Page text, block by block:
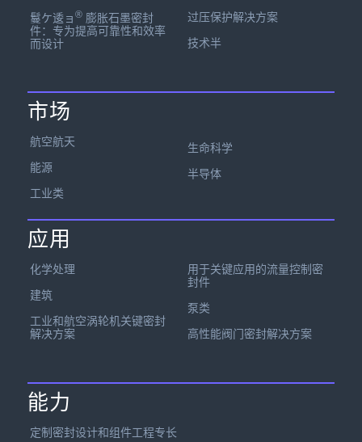
鬘ケ逶ョ ®膨胀石墨密封
件：专为提高可靠性和效率
而设计
过压保护解决方案
技术半
市场
航空航天
能源
工业类
生命科学
半导体
应用
化学处理
建筑
工业和航空涡轮机关键密封
解决方案
用于关键应用的流量控制密
封件
泵类
高性能阀门密封解决方案
能力
定制密封设计和组件工程专长